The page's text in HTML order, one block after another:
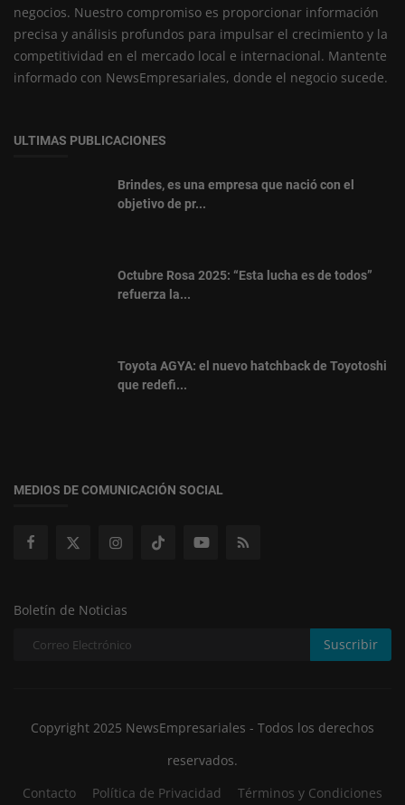
negocios. Nuestro compromiso es proporcionar información
precisa y análisis profundos para impulsar el crecimiento y la
competitividad en el mercado local e internacional. Mantente
informado con NewsEmpresariales, donde el negocio sucede.
ULTIMAS PUBLICACIONES
Brindes, es una empresa que nació con el
objetivo de pr...
Octubre Rosa 2025: “Esta lucha es de todos”
refuerza la...
Toyota AGYA: el nuevo hatchback de Toyotoshi
que redefi...
MEDIOS DE COMUNICACIÓN SOCIAL
Boletín de Noticias
Suscribir
Copyright 2025 NewsEmpresariales - Todos los derechos
reservados.
Contacto
Política de Privacidad Términos y Condiciones